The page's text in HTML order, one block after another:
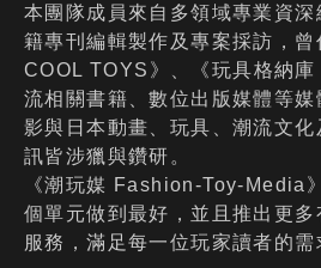
本團隊成員來自多領域專業資
籍專刊編輯製作及專案採訪，曾
COOL TOYS》、《玩具格納
流相關書籍、數位出版媒體等
影與日本動畫、玩具、潮流文
訊皆涉獵與鑽研。
《潮玩媒 Fashion-Toy-Media
個單元做到最好，並且推出更
服務，滿足每一位玩家讀者的需